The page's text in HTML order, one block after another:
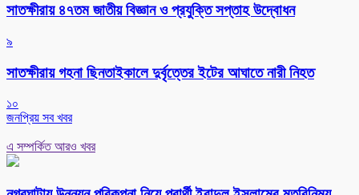
সাতক্ষীরায় ৪৭তম জাতীয় বিজ্ঞান ও প্রযুক্তি সপ্তাহ উদ্বোধন
৯
সাতক্ষীরায় গহনা ছিনতাইকালে দুর্বৃত্তের ইটের আঘাতে নারী নিহত
১০
জনপ্রিয় সব খবর
এ সম্পর্কিত আরও খবর